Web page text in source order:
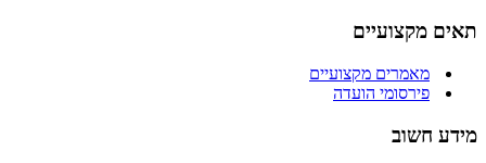
תאים מקצועיים
מאמרים מקצועיים
פירסומי הועדה
מידע חשוב